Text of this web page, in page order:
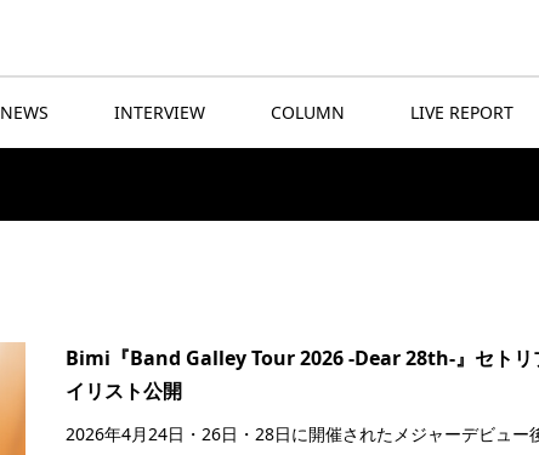
NEWS INTERVIEW COLUMN LIVE REPORT
Bimi『Band Galley Tour 2026 -Dear 28th-』セトリ
イリスト公開
2026年4月24日・26日・28日に開催されたメジャーデビュー